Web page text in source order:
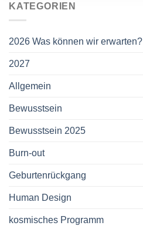
KATEGORIEN
2026 Was können wir erwarten?
2027
Allgemein
Bewusstsein
Bewusstsein 2025
Burn-out
Geburtenrückgang
Human Design
kosmisches Programm